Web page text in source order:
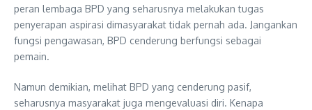
peran lembaga BPD yang seharusnya melakukan tugas
penyerapan aspirasi dimasyarakat tidak pernah ada. Jangankan
fungsi pengawasan, BPD cenderung berfungsi sebagai
pemain.
Namun demikian, melihat BPD yang cenderung pasif,
seharusnya masyarakat juga mengevaluasi diri. Kenapa